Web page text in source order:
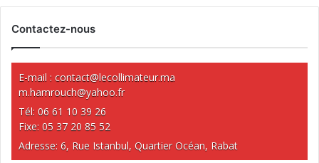
Contactez-nous
E-mail : contact@lecollimateur.ma
m.hamrouch@yahoo.fr
Tél: 06 61 10 39 26
Fixe: 05 37 20 85 52
Adresse: 6, Rue Istanbul, Quartier Océan, Rabat